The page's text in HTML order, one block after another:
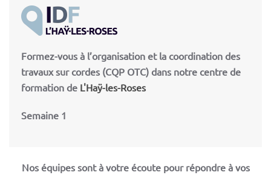
Formez-vous à l’organisation et la coordination des
travaux sur cordes (CQP OTC) dans notre centre de
formation de L'Haÿ-les-Roses
Semaine 1
Nos équipes sont à votre écoute pour répondre à vos